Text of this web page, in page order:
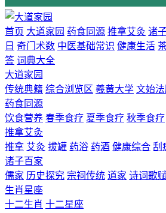
首页 大道家园 药食同源 推拿艾灸 诸
日 奇门术数 中医基础常识 健康生活
答 词典大全
大道家园
传统典籍 综合浏览区 羲黄大学 文始
药食同源
饮食营养 春季食疗 夏季食疗 秋季食疗
推拿艾灸
推拿 艾灸 拔罐 药浴 药酒 健康综合 刮
诸子百家
儒家 历史探究 宗祠传统 道家 诗词歌
生肖星座
十二生肖 十二星座